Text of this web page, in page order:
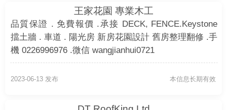
王家花園 專業木工
品質保證 . 免費報價 .承接 DECK, FENCE.Keystone
擋土牆 . 車道 . 陽光房 新房花園設計 舊房整理翻修 .手
機 0226996976 .微信 wangjianhui0721
本信息长期有效
2023-06-13 发布